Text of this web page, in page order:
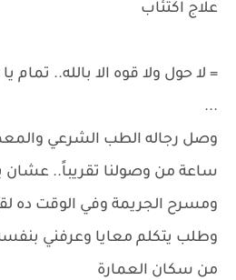
علاج اكتئاب
= لا حول ولا قوه الا بالله.. تمام
...
وصل رجاله الطب الشرعي
ساعة من وصولنا تقريباً..
ومسرح الجريمة وفي الوقت ده
وطلب يتكلم معايا وعرفني
من سكان العمارة